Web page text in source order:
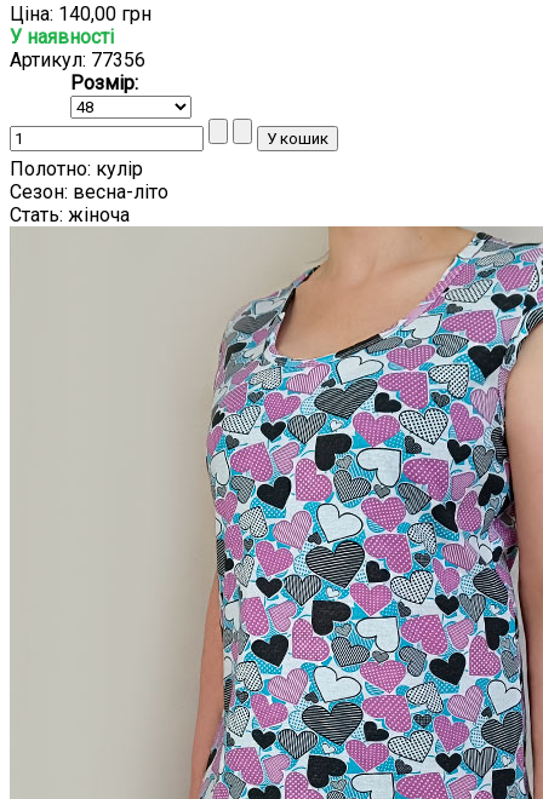
Ціна: 140,00 грн
У наявності
Артикул: 77356
Розмір:
Полотно: кулір
Сезон: весна-літо
Стать: жіноча